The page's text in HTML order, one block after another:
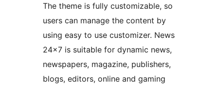
The theme is fully customizable, so
users can manage the content by
using easy to use customizer. News
24×7 is suitable for dynamic news,
newspapers, magazine, publishers,
blogs, editors, online and gaming